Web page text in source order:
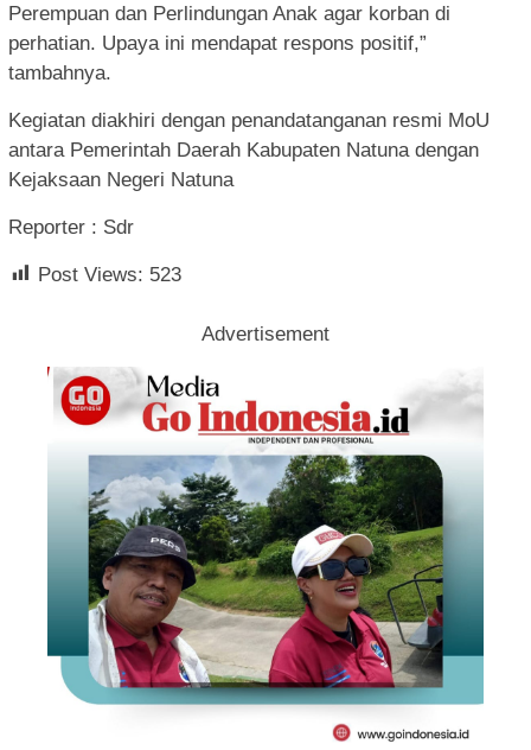
Perempuan dan Perlindungan Anak agar korban di
perhatian. Upaya ini mendapat respons positif,”
tambahnya.
Kegiatan diakhiri dengan penandatanganan resmi MoU
antara Pemerintah Daerah Kabupaten Natuna dengan
Kejaksaan Negeri Natuna
Reporter : Sdr
Post Views: 523
Advertisement